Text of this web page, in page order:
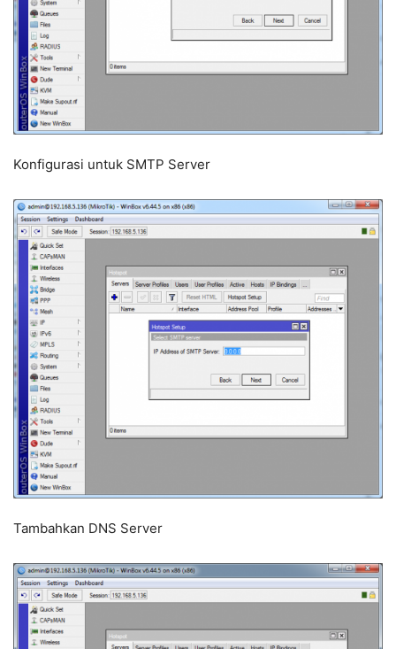
Konfigurasi untuk SMTP Server
Tambahkan DNS Server